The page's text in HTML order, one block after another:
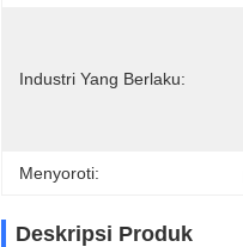
Industri Yang Berlaku:
Menyoroti:
Deskripsi Produk